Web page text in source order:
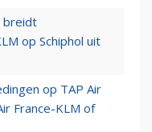
breidt
op Schiphol uit
op TAP Air
France-KLM of